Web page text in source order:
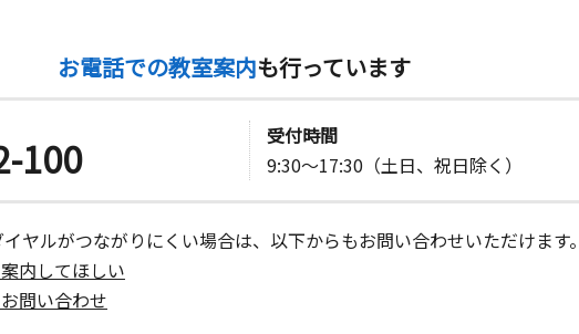
お電話での教室案内も行っています
100
受付時間
9:30～17:30（土日、祝日除く）
ヤルがつながりにくい場合は、以下からもお問い合わせいただけます。
内してほしい
問い合わせ